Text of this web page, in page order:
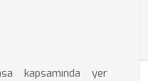
kapsamında yer